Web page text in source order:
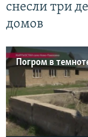
снесли три
домов
No media